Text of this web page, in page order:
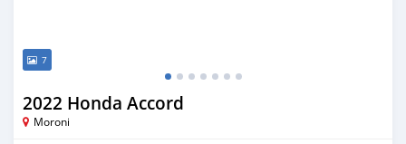
7
2022 Honda Accord
Moroni